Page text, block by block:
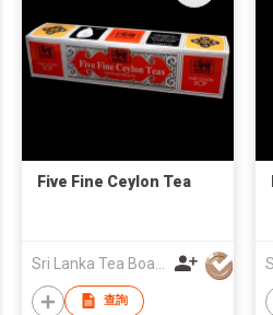
Five Fine Ceylon Tea
查詢